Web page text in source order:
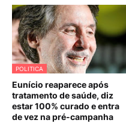
POLITICA
Eunício reaparece após
tratamento de saúde, diz
estar 100% curado e entra
de vez na pré-campanha